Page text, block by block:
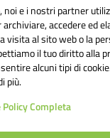
Bricherasio
n. 3 - 10064
| P.E.C.:
|
IPA:
noi e i nostri partner
accedere ed
visita al sito web o la
il tuo diritto alla
alcuni tipi di
più.
Policy Completa